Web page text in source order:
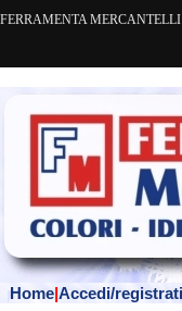
FERRAMENTA MERCANTELLI
Home|Accedi/registrati